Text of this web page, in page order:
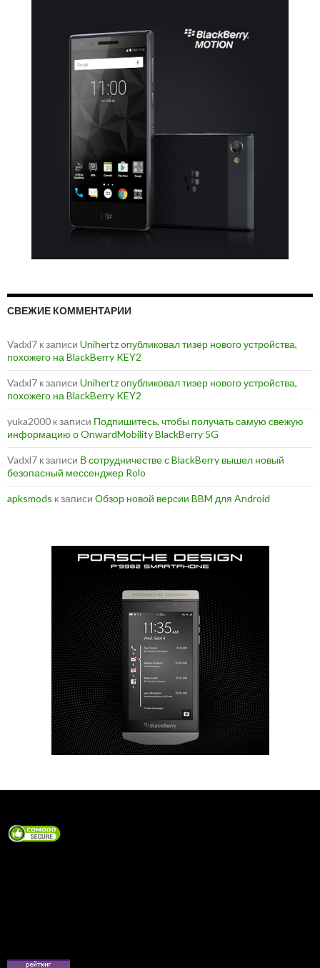
СВЕЖИЕ КОММЕНТАРИИ
Vadxl7 к записи Unihertz опубликовал тизер нового устройства,
похожего на BlackBerry KEY2
Vadxl7 к записи Unihertz опубликовал тизер нового устройства,
похожего на BlackBerry KEY2
yuka2000 к записи Подпишитесь, чтобы получать самую свежую
информацию о OnwardMobility BlackBerry 5G
Vadxl7 к записи В сотрудничестве с BlackBerry вышел новый
безопасный мессенджер Rolo
apksmods к записи Обзор новой версии BBM для Android